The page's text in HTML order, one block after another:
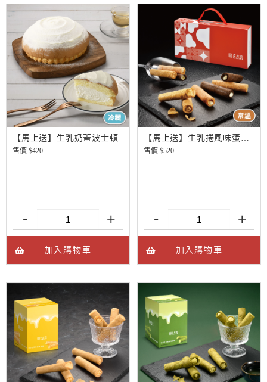
【馬上送】生乳奶蓋波士頓
售價 $420
- +
加入購物車
【馬上送】生乳捲風味蛋捲-鎏金禮盒(12入)
售價 $520
- +
加入購物車